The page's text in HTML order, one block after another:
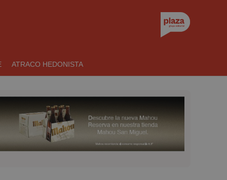
ATRACO HEDONISTA